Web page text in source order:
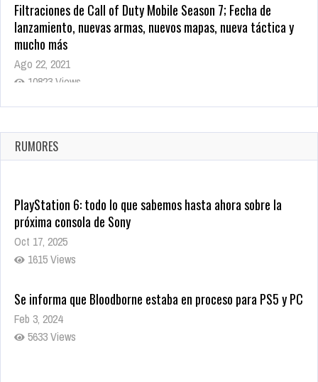
Filtraciones de Call of Duty Mobile Season 7; Fecha de
lanzamiento, nuevas armas, nuevos mapas, nueva táctica y
mucho más
Ago 22, 2021
10823 Views
La configuración de Call of Duty 2021 aparentemente ya fue
Ago 8, 2021
10008 Views
RUMORES
PlayStation 6: todo lo que sabemos hasta ahora sobre la
próxima consola de Sony
Oct 17, 2025
1615 Views
Se informa que Bloodborne estaba en proceso para PS5 y PC
Feb 3, 2024
5633 Views